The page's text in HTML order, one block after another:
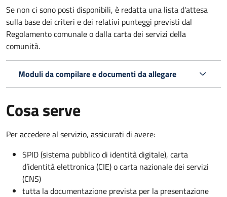
Se non ci sono posti disponibili, è redatta una lista d'attesa
sulla base dei criteri e dei relativi punteggi previsti dal
Regolamento comunale o dalla carta dei servizi della
comunità.
Moduli da compilare e documenti da allegare
Cosa serve
Per accedere al servizio, assicurati di avere:
SPID (sistema pubblico di identità digitale), carta
d’identità elettronica (CIE) o carta nazionale dei servizi
(CNS)
tutta la documentazione prevista per la presentazione